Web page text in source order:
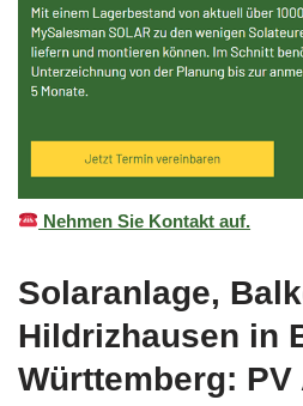
Nehmen Sie Kontakt auf.
Solaranlage,
Hildrizhausen in
Württemberg: PV